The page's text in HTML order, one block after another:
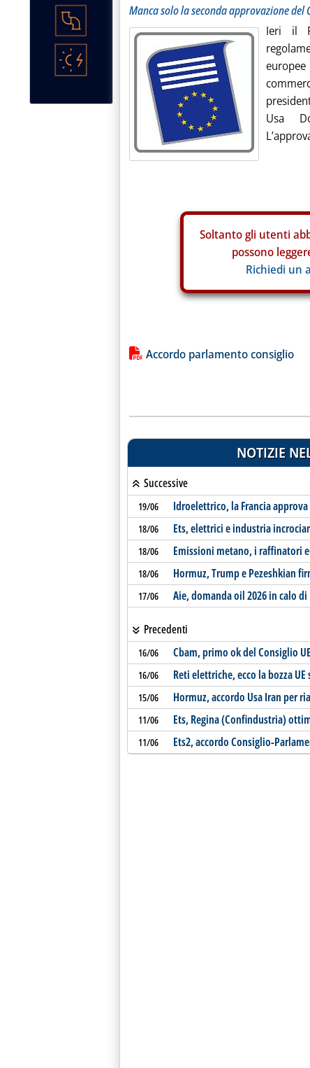
Manca solo la seconda approvazione del
Ieri il
Usa
Soltanto gli utenti
possono
Richiedi un
Lista allegati PDF alla notizia
Accordo parlamento consiglio
NOTIZIE
Successive
19/06 Idroelettrico, la Francia
18/06 Ets, elettrici e industria
18/06 Emissioni metano, i raffinatori
18/06 Hormuz, Trump e Pezeshkian
17/06 Aie, domanda oil 2026 in calo
Precedenti
16/06 Cbam, primo ok del Consiglio
16/06 Reti elettriche, ecco la bozza
15/06 Hormuz, accordo Usa Iran per
11/06 Ets, Regina (Confindustria)
11/06 Ets2, accordo Consiglio-